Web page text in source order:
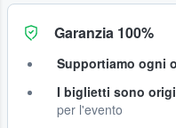
Garanzia 100%
Supportiamo ogni
I biglietti sono
per l'evento